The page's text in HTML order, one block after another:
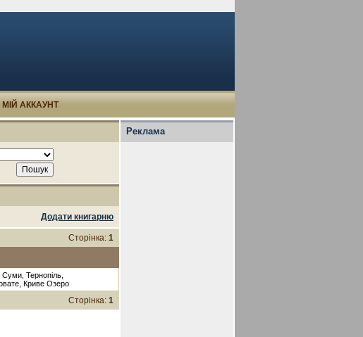
МІЙ АККАУНТ
Додати книгарню
Сторінка: 1
Тернопіль,
Криве Озеро
Сторінка: 1
Реклама